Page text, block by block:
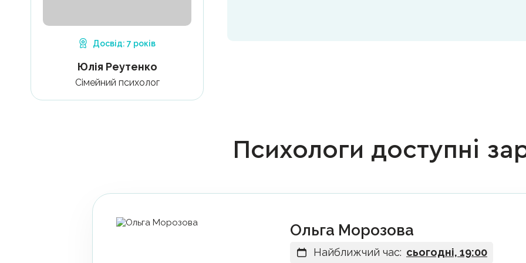
Досвід: 7 років
Юлія Реутенко
Сімейний психолог
Психологи доступні
Ольга Морозова
Найближчий час: сьогодні, 19:00